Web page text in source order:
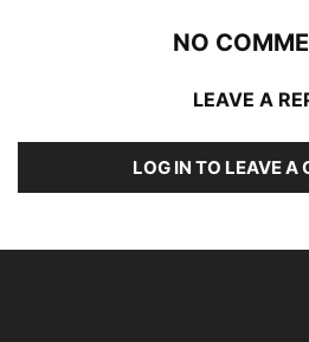
NO
LEAVE A
LOG IN TO LEAVE A